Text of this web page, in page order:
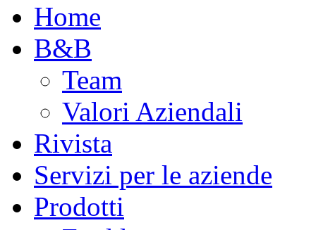
Home
B&B
Team
Valori Aziendali
Rivista
Servizi per le aziende
Prodotti